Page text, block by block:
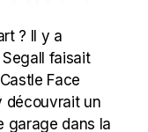
? Il y a
faisait
Face
découvrait un
garage dans la